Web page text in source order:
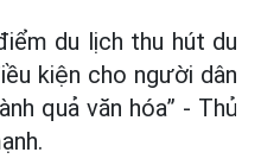
du lịch thu hút du
kiện cho người dân
quả văn hóa” - Thủ